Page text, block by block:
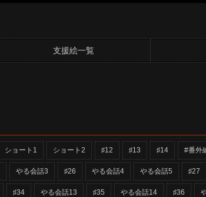
支援絵一覧
ショート1 ショート2 ♯12 ♯13 ♯14 #番外
やる会話3 ♯26 やる会話4 やる会話5 ♯27
♯34 やる会話13 ♯35 やる会話14 ♯36